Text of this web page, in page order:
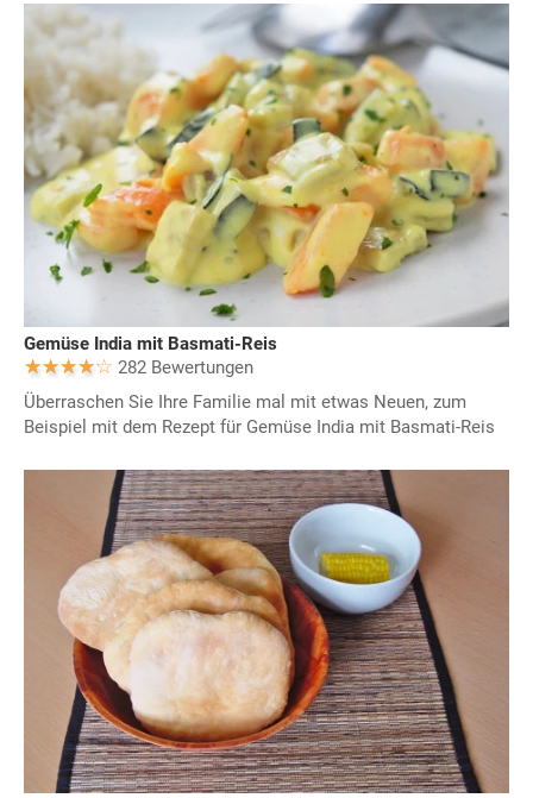
Gemüse India mit Basmati-Reis
282 Bewertungen
Überraschen Sie Ihre Familie mal mit etwas Neuen, zum
Beispiel mit dem Rezept für Gemüse India mit Basmati-Reis